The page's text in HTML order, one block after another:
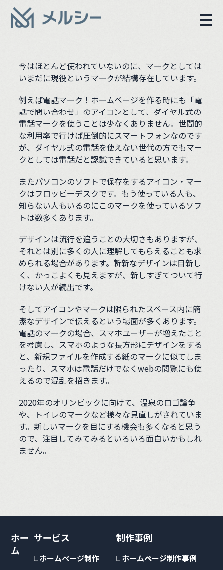
今はほとんど使われていないのに、マークとしては
いまだに現役というマークが結構存在しています。
例えば電話マーク！ホームページを作る時にも「電
話で問い合わせ」のアイコンとして、ダイヤル式の
電話マークを使うことは少なくありません。世間的
な利用率で行けば圧倒的にスマートフォンなのです
が、ダイヤル式の電話を使えない世代の方でもマー
クとしては電話だと認識できていると思います。
またパソコンのソフトで保存をするアイコン・マー
クはフロッピーデスクです。もう使っている人も、
知らない人もいるのにこのマークを使っているソフ
トは数多くあります。
デザインは流行を追うことの大切さもありますが、
それとは別に多くの人に理解してもらえることも求
められる場合があります。斬新なデザインは目新し
く、かっこよくも見えますが、新しすぎてついて行
けない人が続出です。
そしてアイコンやマークは限られたスペース内に簡
潔なデザインで伝えるという場面が多くあります。
電話のマークの場合、スマホユーザーが増えたこと
を考慮し、スマホのような長方形にデザインをする
と、新規ファイルを作成する紙のマークに似てしま
ったり、スマホは電話だけでなくwebの閲覧にも使
えるので混乱を招きます。
2020年のオリンピックに向けて、温泉のロゴ論争
や、トイレのマークなど様々な見直しがされていま
す。新しいマークを目にする機会も多くなると思う
ので、注目してみてみるといろいろ面白いかもしれ
ません。
ホー
ム
サービス
ホームページ制作
制作事例
ホームページ制作事例